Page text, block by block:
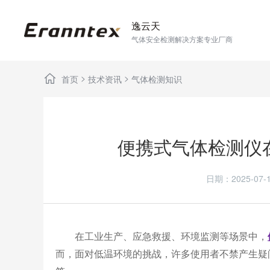
逸云天
气体安全检测解决方案专业厂商
首页 > 技术资讯 > 气体检测知识
便携式气体检测
日期：2025-
在工业生产、应急救援、环境监测等场景中，
而，面对低温环境的挑战，许多使用者不禁产生